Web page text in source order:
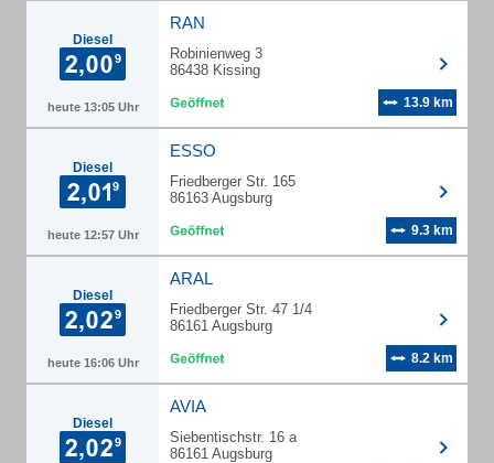
Diesel
heute 13:05 Uhr
RAN
Robinienweg 3
86438 Kissing
13.9 km
Diesel
heute 12:57 Uhr
ESSO
Friedberger Str. 165
86163 Augsburg
9.3 km
Diesel
heute 16:06 Uhr
ARAL
Friedberger Str. 47 1/4
86161 Augsburg
8.2 km
Diesel
AVIA
Siebentischstr. 16 a
86161 Augsburg